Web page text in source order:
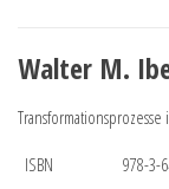
Walter M.
ISBN
978-3-